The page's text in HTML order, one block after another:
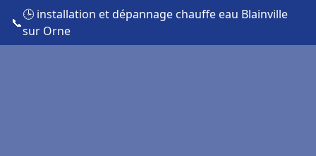
📞
🕒 installation et dépannage chauffe eau Blainville
sur Orne